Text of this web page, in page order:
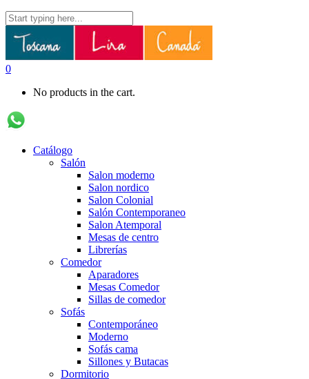
0
No products in the cart.
Catálogo
Salón
Salon moderno
Salon nordico
Salon Colonial
Salón Contemporaneo
Salon Atemporal
Mesas de centro
Librerías
Comedor
Aparadores
Mesas Comedor
Sillas de comedor
Sofás
Contemporáneo
Moderno
Sofás cama
Sillones y Butacas
Dormitorio